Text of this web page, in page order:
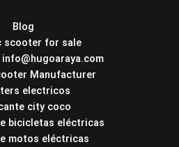
Blog
scooter for sale
Manufacturer
electricos
city coco
bicicletas eléctricas
motos eléctricas